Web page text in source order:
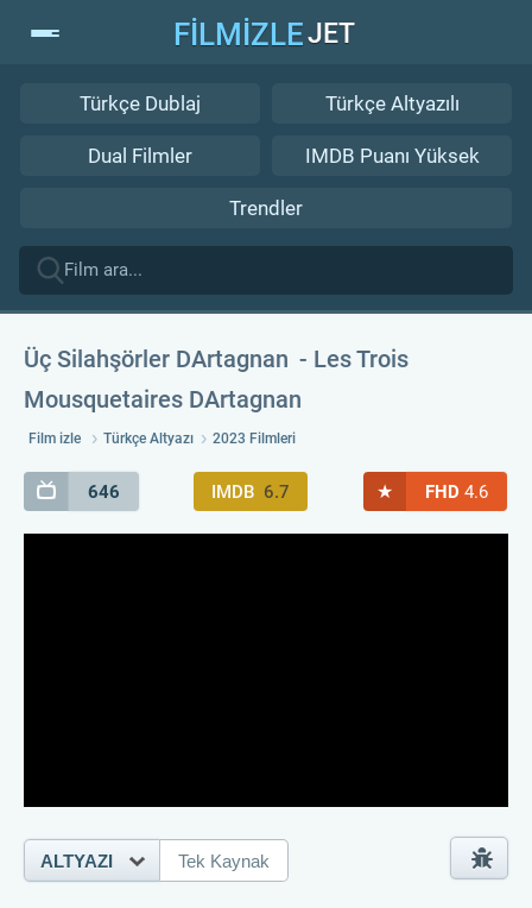
FİLMİZLEJET
Türkçe Dublaj Türkçe Altyazılı
Dual Filmler IMDB Puanı Yüksek
Trendler
Üç Silahşörler DArtagnan
Les Trois
Mousquetaires DArtagnan
Film izle Türkçe Altyazı 2023 Filmleri
646 IMDB 6.7 ★ FHD 4.6
ALTYAZI Tek Kaynak